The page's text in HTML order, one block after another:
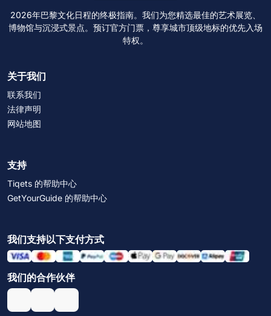
2026年巴黎文化日程的终极指南。我们为您精选最佳的艺术展览、
博物馆与沉浸式景点。预订官方门票，尊享城市顶级地标的优先入场
特权。
关于我们
联系我们
法律声明
网站地图
支持
Tiqets 的帮助中心
GetYourGuide 的帮助中心
我们支持以下支付方式
我们的合作伙伴